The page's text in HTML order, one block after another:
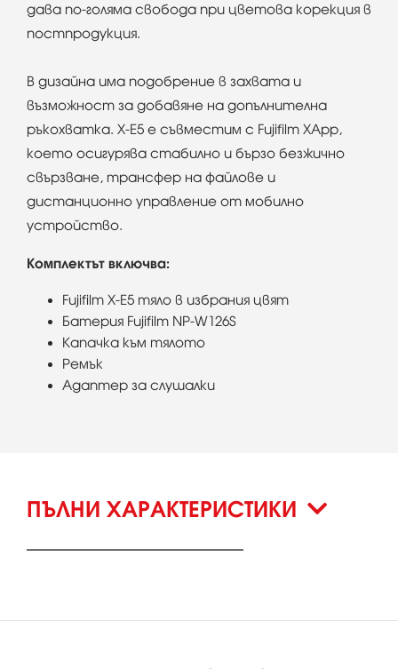
дава по-голяма свобода при цветова корекция в
постпродукция.
В дизайна има подобрение в захвата и
възможност за добавяне на допълнителна
ръкохватка. X-E5 е съвместим с Fujifilm XApp,
което осигурява стабилно и бързо безжично
свързване, трансфер на файлове и
дистанционно управление от мобилно
устройство.
Комплектът включва:
Fujifilm X-E5 тяло в избрания цвят
Батерия Fujifilm NP-W126S
Капачка към тялото
Ремък
Адаптер за слушалки
ПЪЛНИ ХАРАКТЕРИСТИКИ